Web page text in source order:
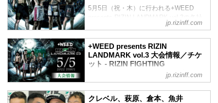
5月5日（祝・木）に行われる+WEED
presents RIZIN LANDMARK vol.3の各社
配信サービスのPPV配信チケットが、本
会場に来れない方はお好きな配信サービ
スで+WEED presents RIZIN LANDMARK
vol.3を、全試合リアルタイムで視聴しよ
PPV配信チケット価格
券種 販売期間 価格
前売りチケット 〜5/4（祝・水）23:59
jp.rizinff.com
+WEED presents RIZIN
LANDMARK vol.3 大会情報／チケ
ット - RIZIN FIGHTING
FEDERATION オフィシャルサイト
名称
jp.rizinff.com
クレベル、萩原、倉本、魚井